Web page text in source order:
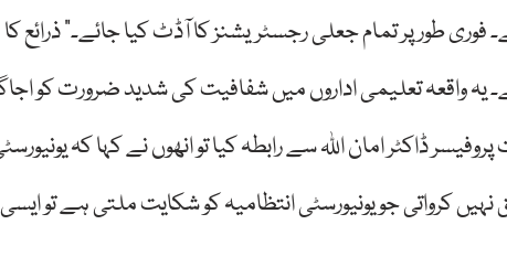
طور پر تمام جعلی رجسٹریشنز کا آڈٹ کیا جائے۔” ذرائع کا
یہ واقعہ تعلیمی اداروں میں شفافیت کی شدید ضرورت کو
ڈاکٹر امان اللہ سے رابطہ کیا تو انھوں نے کہا کہ
کرواتی جو یونیورسٹی انتظامیہ کو شکایت ملتی ہے تو ایسی